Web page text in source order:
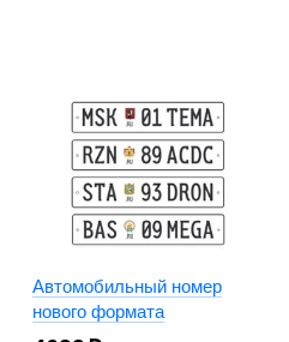
Автомобильный номер
нового формата